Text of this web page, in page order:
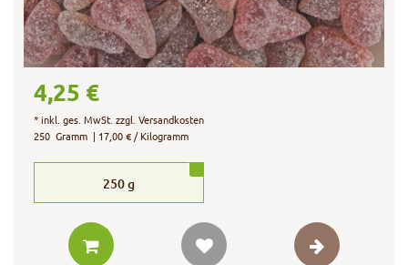
4,25 €
*inkl. ges. MwSt. zzgl.Versandkosten
250 Gramm | 17,00 € / Kilogramm
250g